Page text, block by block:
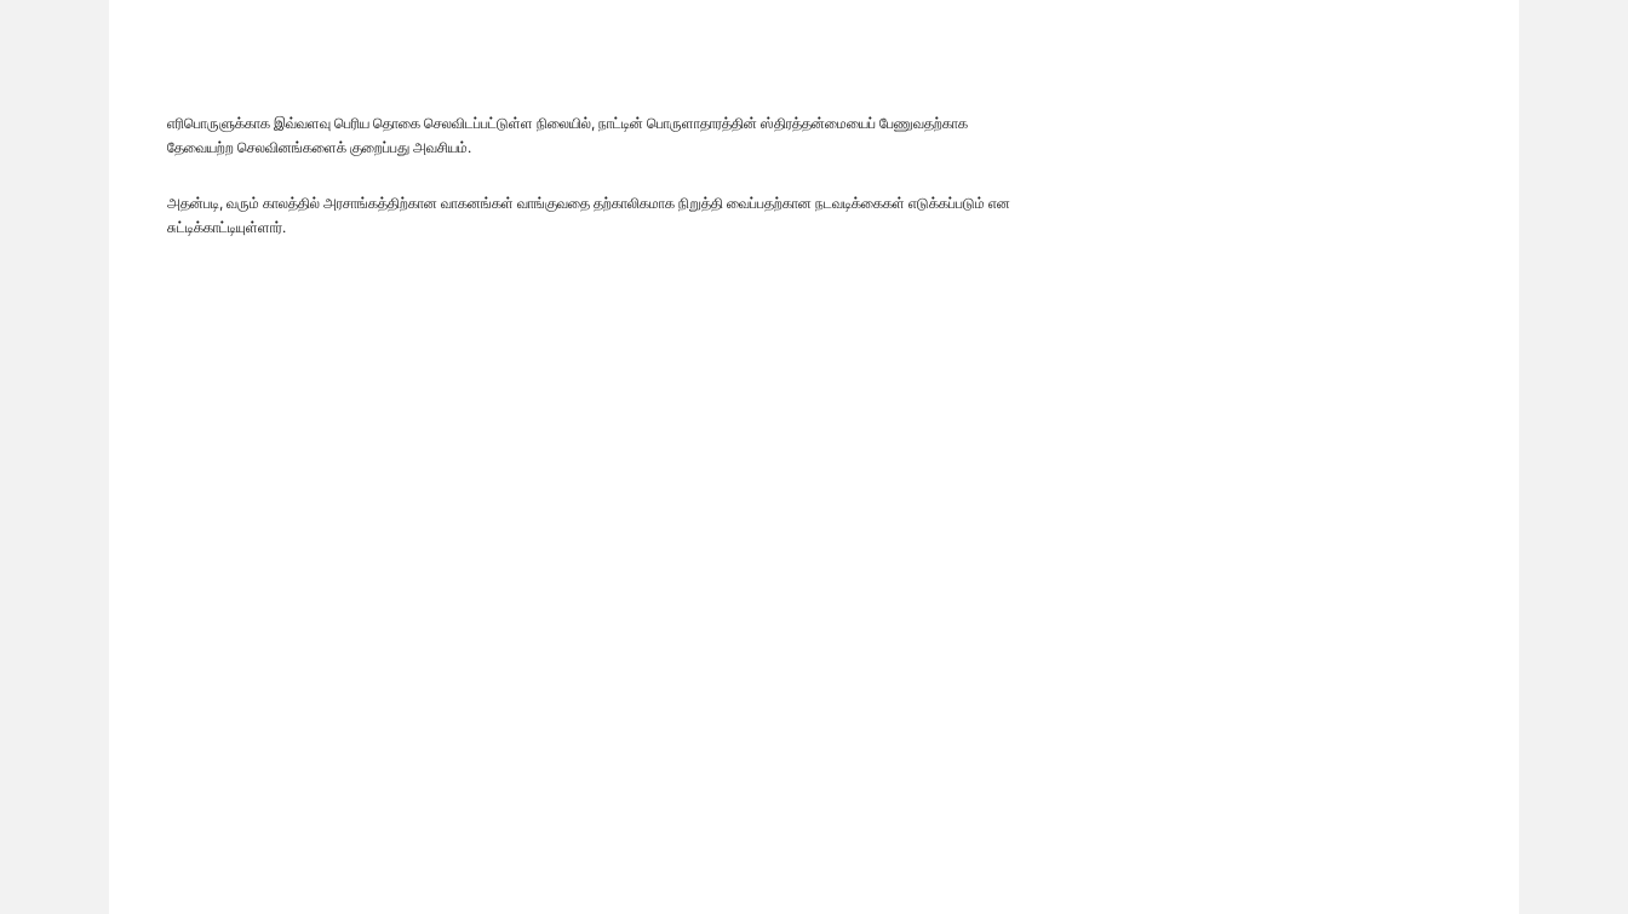
எரிபொருளுக்காக இவ்வளவு பெரிய தொகை செலவிடப்பட்டுள்ள நிலையில், நாட்டின் பொருளாதாரத்தின் ஸ்திரத்தன்மையைப் பேணுவதற்காக
தேவையற்ற செலவினங்களைக் குறைப்பது அவசியம்.
அதன்படி, வரும் காலத்தில் அரசாங்கத்திற்கான வாகனங்கள் வாங்குவதை தற்காலிகமாக நிறுத்தி வைப்பதற்கான நடவடிக்கைகள் எடுக்கப்படும் என
சுட்டிக்காட்டியுள்ளார்.